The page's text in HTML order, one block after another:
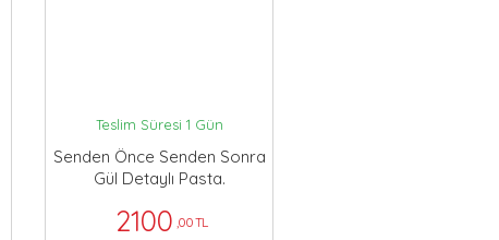
Teslim Süresi 1 Gün
Senden Önce Senden Sonra
Gül Detaylı Pasta.
2100 ,00 TL